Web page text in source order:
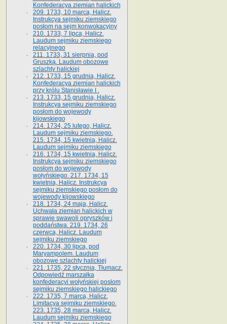
Konfederacya ziemian halickich­
209. 1733, 10 marca, Halicz.
Instrukcya sejmiku ziemskiego
posłom na sejm konwokacyjny
210. 1733, 7 lipca, Halicz.
Laudum sejmiku ziemskiego
relacyjnego
211. 1733, 31 sierpnia, pod
Gruszką. Laudum obozowe
szlachty halickiej
212. 1733, 15 grudnia, Halicz.
Konfederacya ziemian halickich
przy królu Stanisławie I .
213. 1733, 15 grudnia, Halicz.
Instrukcya sejmiku ziemskiego
posłom do wojewody
kijowskiego
214. 1734, 25 lutego, Halicz.
Laudum sejmiku ziemskiego.
215. 1734, 15 kwietnia, Halicz.
Laudum sejmiku ziemskiego
216. 1734, 15 kwietnia, Halicz.
Instrukcya sejmiku ziemskiego
posłom do wojewody
wołyńskiego. 217. 1734, 15
kwietnia, Halicz. Instrukcya
sejmiku ziemskiego posłom do
wojewody kijowskiego
218. 1734, 24 maja, Halicz.
Uchwała ziemian halickich w
sprawie swawoli opryszków i
poddaństwa. 219. 1734, 26
czerwca, Halicz. Laudum
sejmiku ziemskiego
220. 1734, 30 lipca, pod
Maryampolem. Laudum
obozowe szlachty halickiej
221. 1735, 22 stycznia, Tłumacz.
Odpowiedź marszałka
konfederacyi wołyńskiej posłom
sejmiku ziemskiego halickiego
222. 1735, 7 marca, Halicz.
Limitacya sejmiku ziemskiego.
223. 1735, 28 marca, Halicz.
Laudum sejmiku ziemskiego